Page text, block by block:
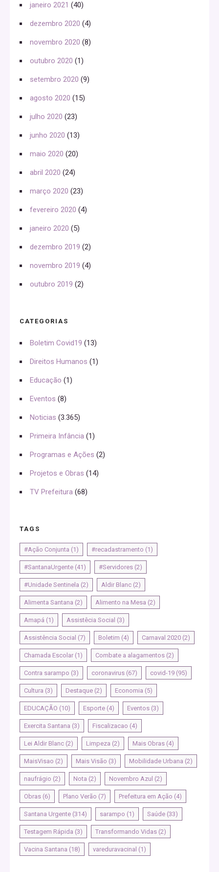
janeiro 2021 (40)
dezembro 2020 (4)
novembro 2020 (8)
outubro 2020 (1)
setembro 2020 (9)
agosto 2020 (15)
julho 2020 (23)
junho 2020 (13)
maio 2020 (20)
abril 2020 (24)
março 2020 (23)
fevereiro 2020 (4)
janeiro 2020 (5)
dezembro 2019 (2)
novembro 2019 (4)
outubro 2019 (2)
CATEGORIAS
Boletim Covid19 (13)
Direitos Humanos (1)
Educação (1)
Eventos (8)
Noticias (3.365)
Primeira Infância (1)
Programas e Ações (2)
Projetos e Obras (14)
TV Prefeitura (68)
TAGS
#Ação Conjunta (1) #recadastramento (1)
#SantanaUrgente (41) #Servidores (2)
#Unidade Sentinela (2) Aldir Blanc (2)
Alimenta Santana (2) Alimento na Mesa (2)
Amapá (1) Assistêcia Social (3)
Assistência Social (7) Boletim (4) Carnaval 2020 (2)
Chamada Escolar (1) Combate a alagamentos (2)
Contra sarampo (3) coronavirus (67) covid-19 (95)
Cultura (3) Destaque (2) Economia (5)
EDUCAÇÃO (10) Esporte (4) Eventos (3)
Exercita Santana (3) Fiscalizacao (4)
Lei Aldir Blanc (2) Limpeza (2) Mais Obras (4)
MaisVisao (2) Mais Visão (3) Mobilidade Urbana (2)
naufrágio (2) Nota (2) Novembro Azul (2)
Obras (6) Plano Verão (7) Prefeitura em Ação (4)
Santana Urgente (314) sarampo (1) Saúde (33)
Testagem Rápida (3) Transformando Vidas (2)
Vacina Santana (18) vareduravacinal (1)